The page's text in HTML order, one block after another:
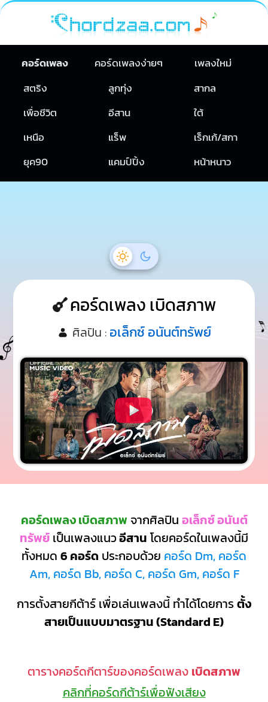
คอร์ดเพลง คอร์ดเพลงง่ายๆ
เพลงใหม่
สตริง
ลูกทุ่ง
สากล
เพื่อชีวิต
อีสาน
ใต้
เหนือ
แร็พ
เร็กเก้/สกา
ยุค90
แคมป์ปิ้ง หน้าหนาว
คอร์ดเพลง เบิดสภาพ
ศิลปิน : อเล็กซ์ อนันต์ทรัพย์
คอร์ดเพลง เบิดสภาพจากศิลปิน อเล็กซ์ อนันต์
ทรัพย์ เป็นเพลงแนวอีสาน โดยคอร์ดในเพลงนี้มี
ทั้งหมด 6 คอร์ด ประกอบด้วย คอร์ด Dm, คอร์ด
Am, คอร์ด Bb, คอร์ด C, คอร์ด Gm, คอร์ด F
การตั้งสายกีต้าร์ เพื่อเล่นเพลงนี้ ทำได้โดยการตั้ง
สายเป็นแบบมาตรฐาน (Standard E)
ตารางคอร์ดกีตาร์ของคอร์ดเพลง เบิดสภาพ
คลิกที่คอร์ดกีต้าร์เพื่อฟังเสียง